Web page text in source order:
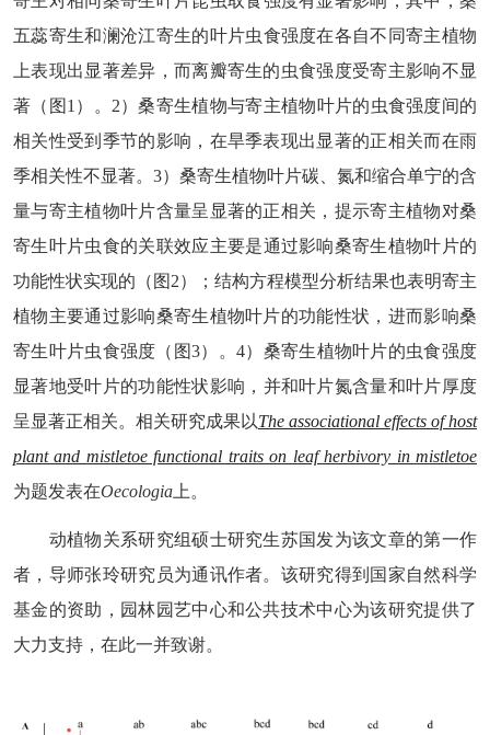
五蕊寄生和澜沧江寄生的叶片虫食强度在各自不同寄主植物
上表现出 显著差异，而离瓣寄生的虫食强度受寄主影响不显
著 （图 1 ） 。 2）桑寄生植物与寄主植物叶片的虫食强度间的
相关性受到季节的影响 ，在旱季表现出显著的正相关而在雨
季相关性不显著。 3）桑寄生植物叶片碳、氮和缩合单宁的含
量与寄主植物叶片含量呈显著的正相关 ， 提示寄主植物对桑
寄生叶片虫食的关联效应主要是通过影响桑寄生植物叶片的
功能性状实现的 （图 2）；结构方程模型分析结果也表明寄主
植物主要通过影响桑寄生植物叶片的功能性状，进而影响桑
寄生叶片虫食强度（图3） 。4）桑寄生植物叶片的虫食强度
显著地受叶片的功能性状影响， 并和叶片氮含量和叶片厚度
呈显著正相关。 相关研究成果以The associational effects of host
plant and mistletoe functional traits on leaf herbivory in mistletoe
为题发表在Oecologia 上。
动植物关系研究组硕士研究生苏国发为该文章的第一作
者，导师张玲研究员为通讯作者。该研究得到国家自然科学
基金的资助，园林园艺中心和公共技术中心为该研究提供了
大力支持，在此一并致谢。